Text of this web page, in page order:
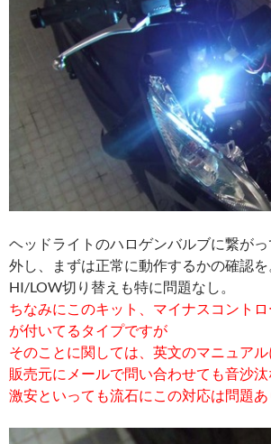
ヘッドライトのハロゲンバルブに繋が
外し、まずは正常に動作するかの確認を
HI/LOW切り替えも特に問題なし。
ちなみにこのキット、マイナスコント
が付いてるタイプですが
そのことに関しては、英文のマニュアル
販売元にメールで問い合わせても音沙汰
激安といっても流石にこの対応は問題あ